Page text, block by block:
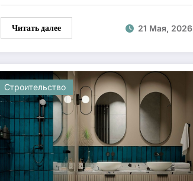
Читать далее 21 Мая, 2026
Строительство